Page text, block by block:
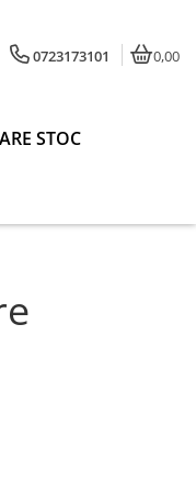
0723173101 0,00
STOC